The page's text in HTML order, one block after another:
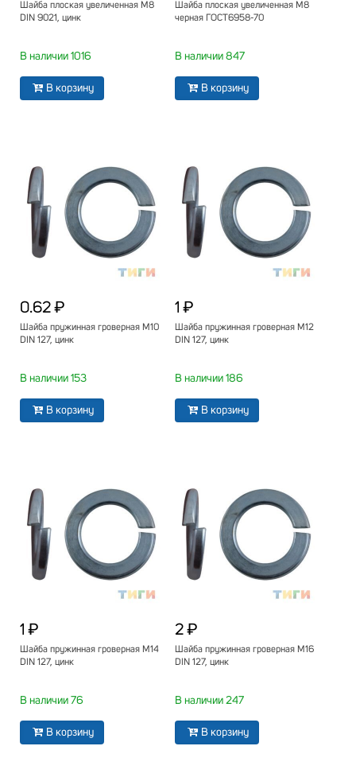
Шайба плоская увеличенная М8
DIN 9021, цинк
В наличии 1016
В корзину
Шайба плоская увеличенная М8
черная ГОСТ6958-70
В наличии 847
В корзину
0.62 ₽
Шайба пружинная гроверная М10
DIN 127, цинк
В наличии 153
В корзину
1 ₽
Шайба пружинная гроверная М12
DIN 127, цинк
В наличии 186
В корзину
1 ₽
Шайба пружинная гроверная М14
DIN 127, цинк
В наличии 76
В корзину
2 ₽
Шайба пружинная гроверная М16
DIN 127, цинк
В наличии 247
В корзину